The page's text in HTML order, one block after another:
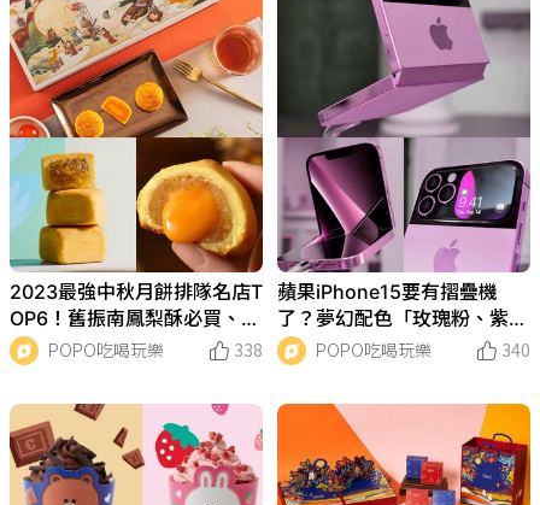
2023最強中秋月餅排隊名店T
OP6！舊振南鳳梨酥必買、三
統漢流心酥超誘人...第一名沒
吃到會後悔！
POPO吃喝玩樂 338
蘋果iPhone15要有摺疊機
了？夢幻配色「玫瑰粉、紫莓
粉」渲染圖、售價搶先看！
POPO吃喝玩樂 340